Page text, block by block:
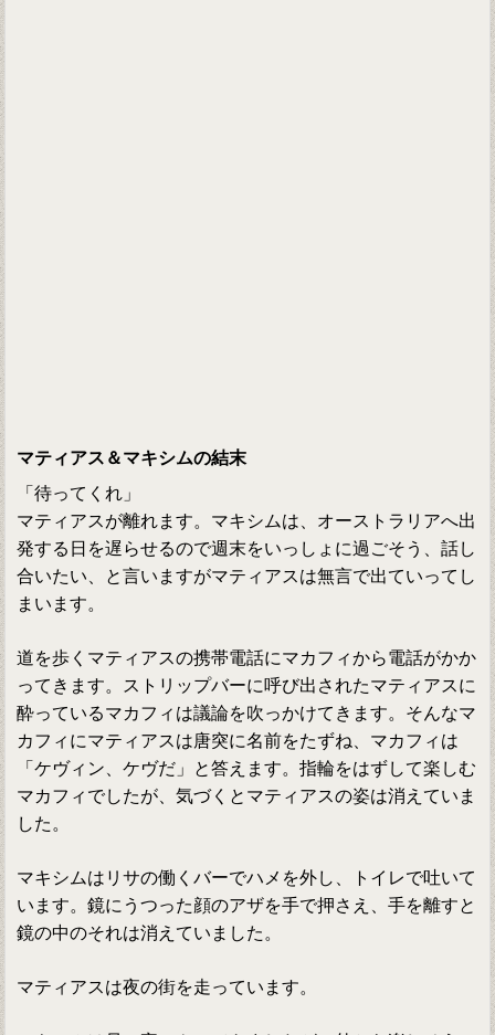
マティアス＆マキシムの結末
「待ってくれ」
マティアスが離れます。マキシムは、オーストラリアへ出
発する日を遅らせるので週末をいっしょに過ごそう、話し
合いたい、と言いますがマティアスは無言で出ていってし
まいます。
道を歩くマティアスの携帯電話にマカフィから電話がかか
ってきます。ストリップバーに呼び出されたマティアスに
酔っているマカフィは議論を吹っかけてきます。そんなマ
カフィにマティアスは唐突に名前をたずね、マカフィは
「ケヴィン、ケヴだ」と答えます。指輪をはずして楽しむ
マカフィでしたが、気づくとマティアスの姿は消えていま
した。
マキシムはリサの働くバーでハメを外し、トイレで吐いて
います。鏡にうつった顔のアザを手で押さえ、手を離すと
鏡の中のそれは消えていました。
マティアスは夜の街を走っています。